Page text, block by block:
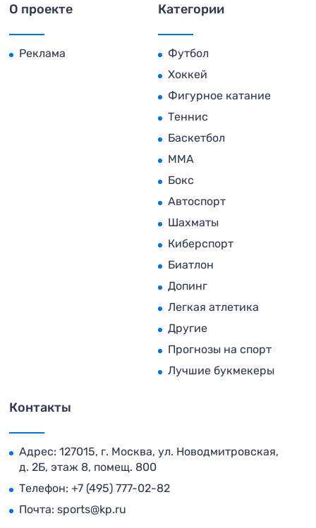
О проекте
Реклама
Категории
Футбол
Хоккей
Фигурное катание
Теннис
Баскетбол
MMA
Бокс
Автоспорт
Шахматы
Киберспорт
Биатлон
Допинг
Легкая атлетика
Другие
Прогнозы на спорт
Лучшие букмекеры
Контакты
Адрес: 127015, г. Москва, ул. Новодмитровская,
д. 2Б, этаж 8, помещ. 800
Телефон: +7 (495) 777-02-82
Почта: sports@kp.ru